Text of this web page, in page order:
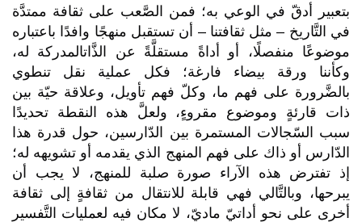
بتعبير أدقّ في الوعي به؛ فمن الصَّعب على ثقافة ممتدَّة
في التَّاريخ – مثل ثقافتنا – أن تستقبل منهجًا وافدًا باعتباره
موضوعًا منفصلًا، أو أداةً مستقلَّةً عن الذَّاتالمدركة له،
وكأننا ورقة بيضاء فارغة؛ فكل عملية نقل تنطوي
بالضَّرورة على فهم ما، وكلّ فهم تأويل، وعلاقة حيّة بين
ذات قارئةٍ وموضوع مقروءٍ، ولعلَّ هذه النقطة تحديدًا
سبب السّجالات المستمرة بين الدّارسين، حول قدرة هذا
الدّارس أو ذاك على فهم المنهج الذي يقدمه أو تشويهه له؛
إذ تفترض هذه الآراء صورة صلبة للمنهج، لا يجب أن
يبرحها، وبالتَّالي فهي قابلة للانتقال من ثقافةٍ إلى ثقافة
أخرى على نحو أداتيّ ماديّ، لا مكان فيه لعمليات التَّفسير